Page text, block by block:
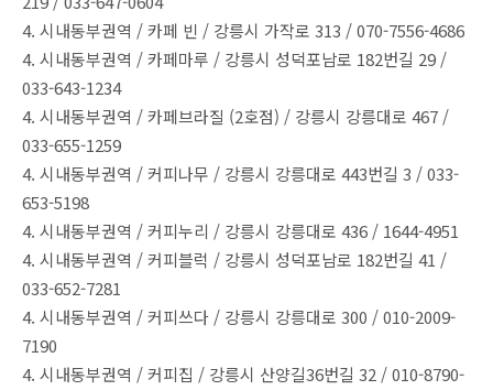
4. 시내동부권역 / 카페 빈 / 강릉시 가작로 313 / 070-7556-4686
4. 시내동부권역 / 카페마루 / 강릉시 성덕포남로 182번길 29 /
033-643-1234
4. 시내동부권역 / 카페브라질 (2호점) / 강릉시 강릉대로 467 /
033-655-1259
4. 시내동부권역 / 커피나무 / 강릉시 강릉대로 443번길 3 / 033-
653-5198
4. 시내동부권역 / 커피누리 / 강릉시 강릉대로 436 / 1644-4951
4. 시내동부권역 / 커피블럭 / 강릉시 성덕포남로 182번길 41 /
033-652-7281
4. 시내동부권역 / 커피쓰다 / 강릉시 강릉대로 300 / 010-2009-
7190
4. 시내동부권역 / 커피집 / 강릉시 산양길36번길 32 / 010-8790-